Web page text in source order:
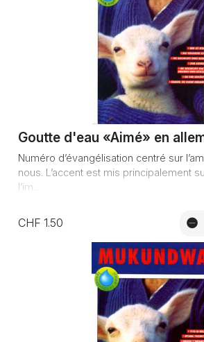
Goutte d'eau «Aimé» en
Numéro d’évangélisation centré sur
nous. L’accent est mis principalement
l’im...
CHF 1.50